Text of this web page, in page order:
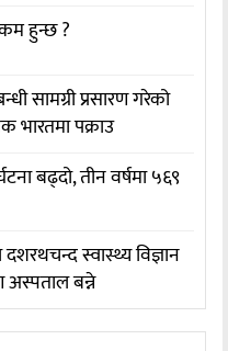
कम हुन्छ ?
सामग्री प्रसारण गरेको
भारतमा पक्राउ
बढ्दो, तीन वर्षमा ५६९
स्वास्थ्य विज्ञान
अस्पताल बन्ने